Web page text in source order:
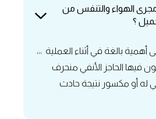
الهواء والتنفس من
؟
بالغة في أثناء العملية ،،،
فيها الحاجز الأنفي منحرف
له أو مكسور نتيجة حادث